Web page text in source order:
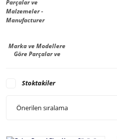
Marka ve Modellere
Göre Parçalar ve
Stoktakiler